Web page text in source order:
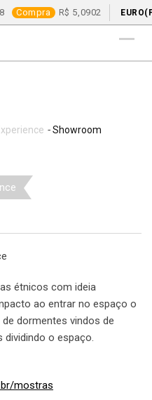
Compra 5,0902
-Showroom
étnicos com ideia
ao entrar no espaço o
dormentes vindos de
dividindo o espaço.
mostras